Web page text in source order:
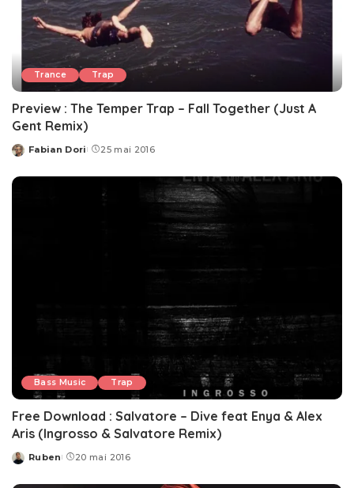
Trance Trap
Preview : The Temper Trap – Fall Together (Just A
Gent Remix)
Posted
Fabian Dori 25 mai 2016
Bass Music Trap
Free Download : Salvatore – Dive feat Enya & Alex
Aris (Ingrosso & Salvatore Remix)
Posted
Ruben 20 mai 2016